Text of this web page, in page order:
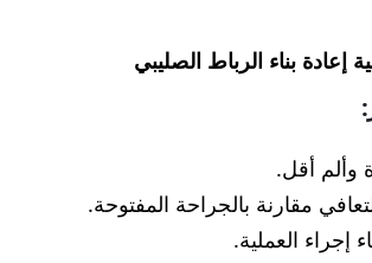
إعادة بناء الرباط الصليبي
وألم أقل.
مقارنة بالجراحة المفتوحة.
إجراء العملية.